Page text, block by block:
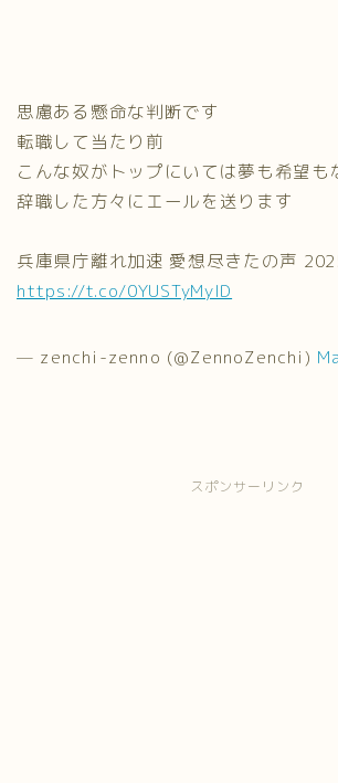
思慮ある懸命な判断です
転職して当たり前
こんな奴がトップにいては夢も希望も
辞職した方々にエールを送ります
兵庫県庁離れ加速 愛想尽きたの声
https://t.co/0YUSTyMylD
— zenchi-zenno (@ZennoZenchi)
スポンサーリンク